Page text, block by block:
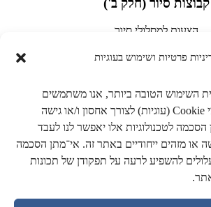
פרטיות ושימוש בעוגיות
השימוש הטובה ביותר, אנו משתמשים
בטכנולוגיות כגון קובצי Cookie (עוגיות) לצורך אחסון ו/או גישה
לטכנולוגיות אלו יאפשר לנו לעבד
או מזהים ייחודיים באתר זה. אי־מתן הסכמה
להשפיע לרעה על תפקודן של תכונות
קבוצות סיור (חלק ב')
הצעות למסלולי סיור